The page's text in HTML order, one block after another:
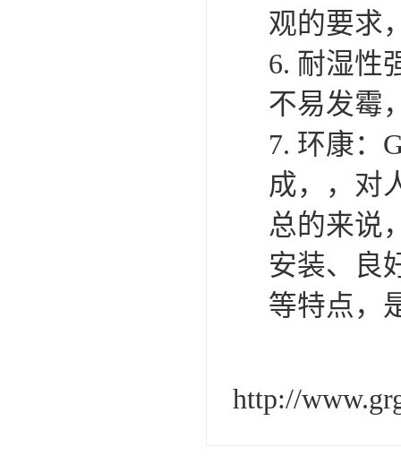
观的要求
6. 耐湿性
不易发霉
7. 环康：
成，，对
总的来说
安装、良
等特点，
http://